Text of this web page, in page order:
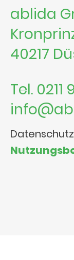
ablida
40217
Tel. 0211